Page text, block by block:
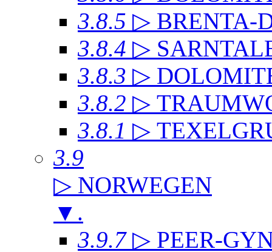
3.8.5 ▷ BRENTA-
3.8.4 ▷
3.8.3 ▷
3.8.2 ▷
3.8.1 ▷
3.9
▷ NORWEGEN
▼ .
3.9.7 ▷ PEER-